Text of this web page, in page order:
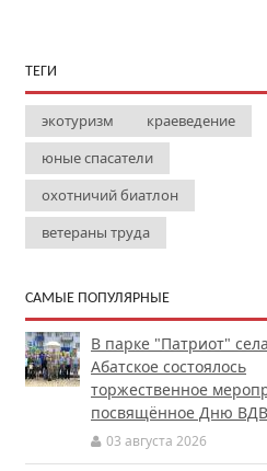
ТЕГИ
экотуризм
краеведение
юные спасатели
охотничий биатлон
ветераны труда
САМЫЕ ПОПУЛЯРНЫЕ
В парке "Патриот" села
Абатское состоялось
торжественное
посвящённое Дню ВДВ
03 августа 2026